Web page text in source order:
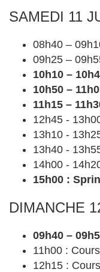
SAMEDI 11
08h40 –
09h25 –
10h10 –
10h50 –
11h15 –
12h45 -
13h10 -
13h40 -
14h00 -
15h00 :
DIMANCHE
09h40 –
11h00 :
12h15 :